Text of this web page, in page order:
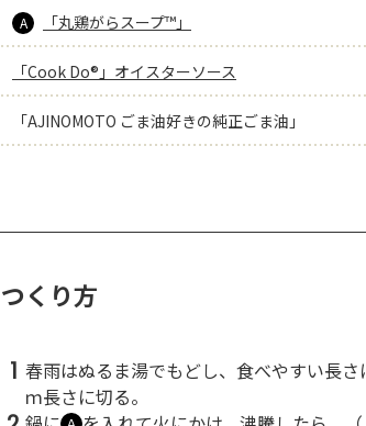
A 「丸鶏がらスープ™」
「Cook Do®」オイスターソース
「AJINOMOTO ごま油好きの純正ごま油」
つくり方
1 春雨はぬるま湯でもどし、食べやすい長
ｍ長さに切る。